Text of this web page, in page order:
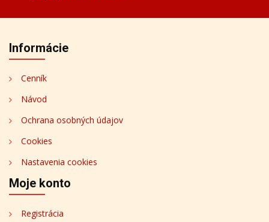
Informácie
Cenník
Návod
Ochrana osobných údajov
Cookies
Nastavenia cookies
Moje konto
Registrácia